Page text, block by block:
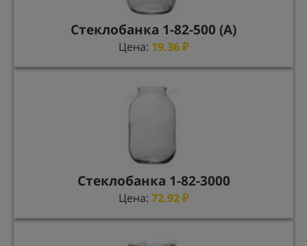
Стеклобанка 1-82-500 (А)
Цена: 19.36₽
Стеклобанка 1-82-3000
Цена: 72.92₽